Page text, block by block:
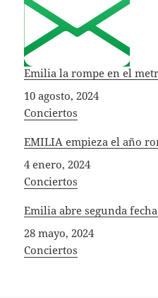
Emilia la rompe en el
Fecha
10 agosto, 2024
In relation to
Conciertos
EMILIA empieza el año
Fecha
4 enero, 2024
In relation to
Conciertos
Emilia abre segunda
Fecha
28 mayo, 2024
In relation to
Conciertos